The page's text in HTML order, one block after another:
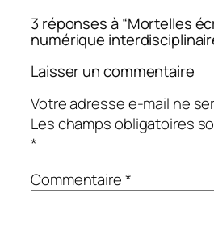
3 réponses à “Mortelles
numérique
Laisser un commentaire
Votre adresse e-mail ne
Les champs obligatoires
*
Commentaire*